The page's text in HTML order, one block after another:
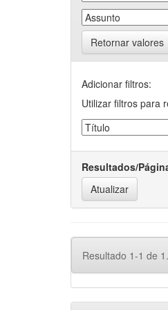
Retornar valores
Adicionar filtros:
Utilizar filtros para
Resultados/
Resultado 1-1 de 1.